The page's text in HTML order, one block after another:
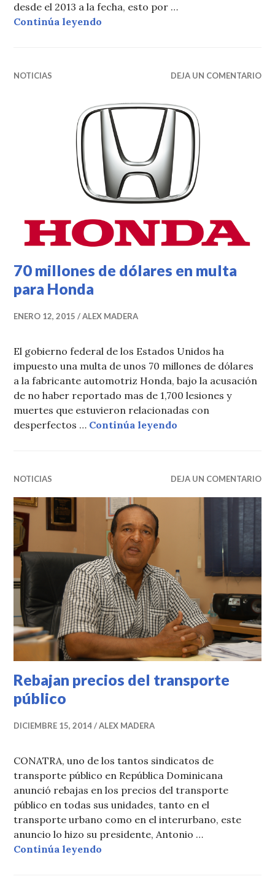
desde el 2013 a la fecha, esto por …
Continúa leyendo
NOTICIAS DEJA UN COMENTARIO
70 millones de dólares en multa
para Honda
ENERO 12, 2015 ALEX MADERA
El gobierno federal de los Estados Unidos ha
impuesto una multa de unos 70 millones de dólares
a la fabricante automotriz Honda, bajo la acusación
de no haber reportado mas de 1,700 lesiones y
muertes que estuvieron relacionadas con
desperfectos … Continúa leyendo
NOTICIAS DEJA UN COMENTARIO
Rebajan precios del transporte
público
DICIEMBRE 15, 2014 ALEX MADERA
CONATRA, uno de los tantos sindicatos de
transporte público en República Dominicana
anunció rebajas en los precios del transporte
público en todas sus unidades, tanto en el
transporte urbano como en el interurbano, este
anuncio lo hizo su presidente, Antonio …
Continúa leyendo